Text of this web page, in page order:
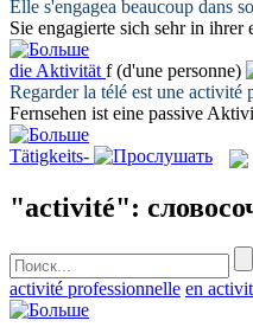
Elle s'engagea beaucoup dans
Sie engagierte sich sehr in ihrer
die Aktivität f (d'une personne)
Regarder la télé est une activité
Fernsehen ist eine passive
Tätigkeits-
"activité":
activité professionnelle en